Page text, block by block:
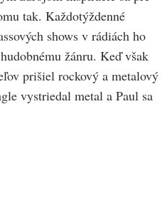
tak. Každotýždenné
shows v rádiách ho
žánru. Keď však
prišiel rockový a metalový
vystriedal metal a Paul sa